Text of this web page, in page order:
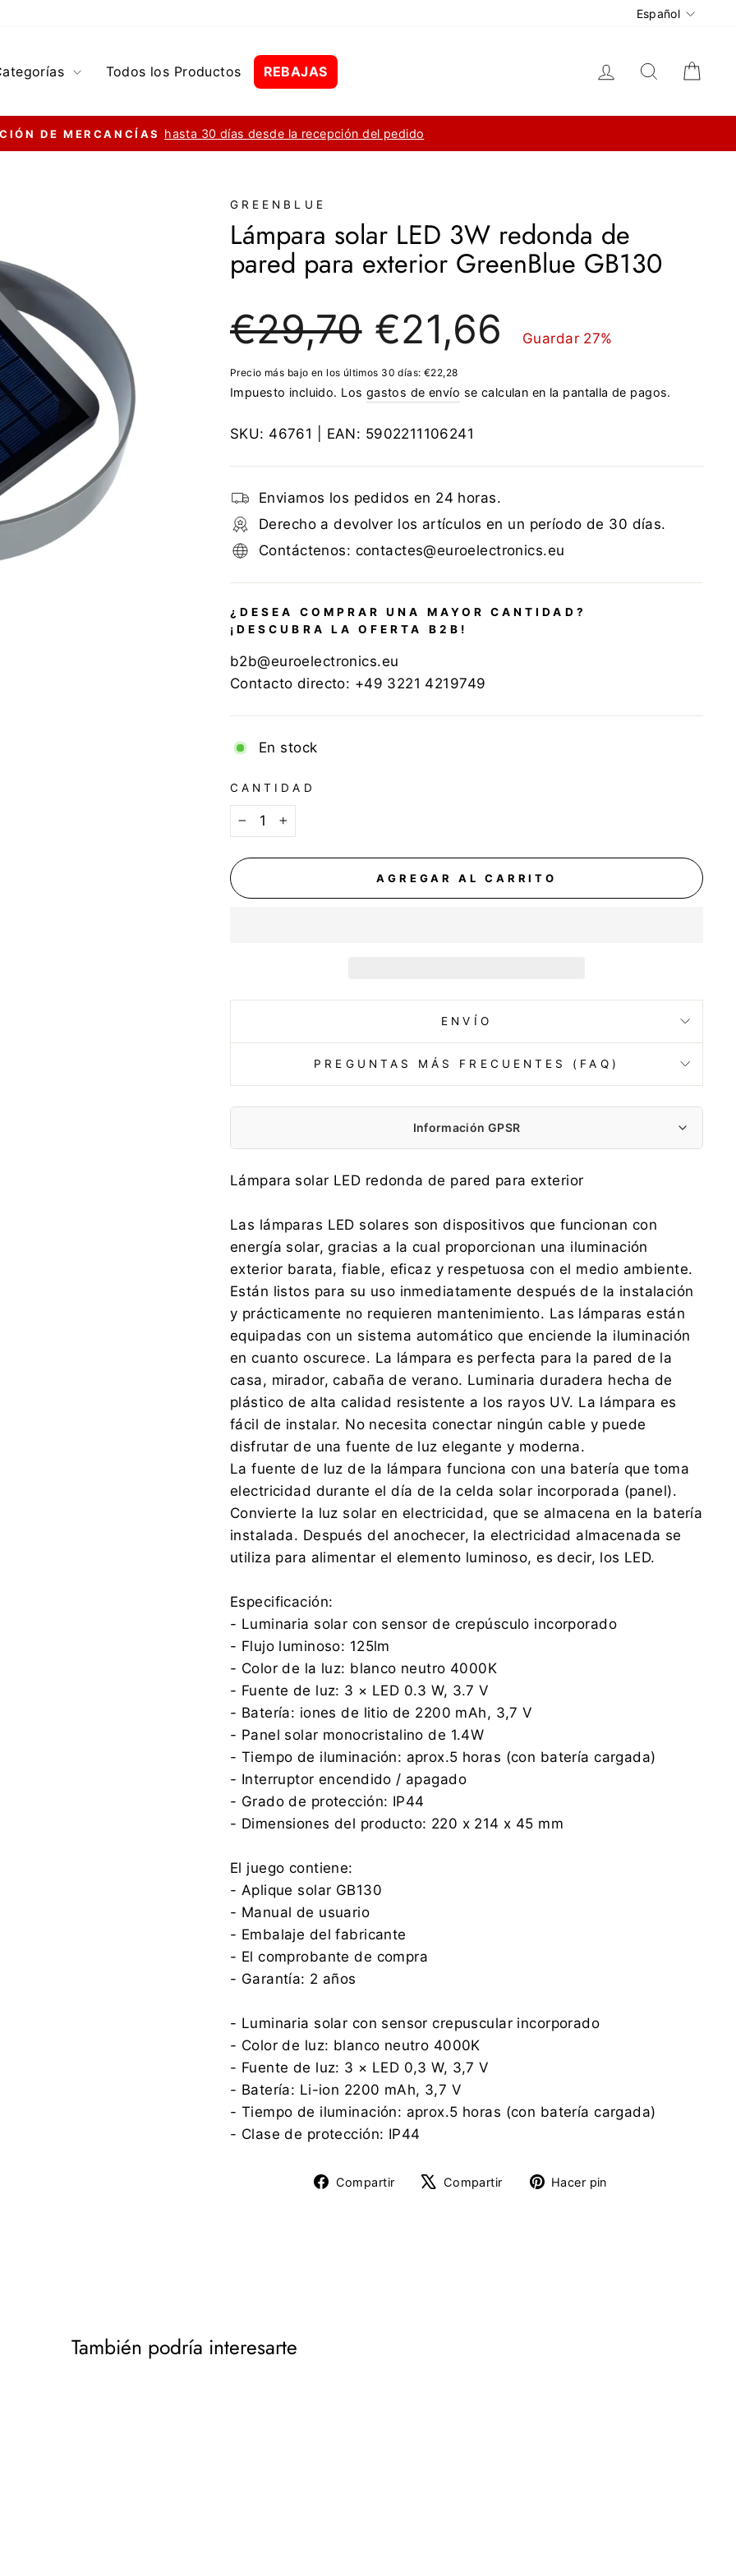
Idioma
Español
Todos los Productos REBAJAS Ingresar Buscar
diapositivas
DE MERCANCÍAS hasta 30 días desde la recepción del pedido
GREENBLUE
Lámpara solar LED 3W redonda de
pared para exterior GreenBlue GB130
regular
€29,70
de
€21,66 Guardar 27%
Precio más bajo en los últimos 30 días:€22,28
Impuesto incluido. Los gastos de envío se calculan en la pantalla de pagos.
SKU: 46761 | EAN: 5902211106241
Enviamos los pedidos en 24 horas.
Derecho a devolver los artículos en un período de 30 días.
Contáctenos: contactes@euroelectronics.eu
¿DESEA COMPRAR UNA MAYOR CANTIDAD?
¡DESCUBRA LA OFERTA B2B!
b2b@euroelectronics.eu
Contacto directo: +49 3221 4219749
En stock
CANTIDAD
AGREGAR AL CARRITO
ENVÍO
PREGUNTAS MÁS FRECUENTES (FAQ)
Información GPSR
Fabricante:
Centrumelektroniki.EU Sp. z o.o.
Korfantego 7, 42-600 Tarnowskie Góry
+48 32 284 72 22
Importador:
Koniec produkcji Arek
Korfantego 7, 42-600 Tarnowskie Góry
contact@centrumelektroniki.pl
+48 32 284 7222
Lámpara solar LED redonda de pared para exterior
Las lámparas LED solares son dispositivos que funcionan con
energía solar, gracias a la cual proporcionan una iluminación
exterior barata, fiable, eficaz y respetuosa con el medio ambiente.
Están listos para su uso inmediatamente después de la instalación
y prácticamente no requieren mantenimiento. Las lámparas están
equipadas con un sistema automático que enciende la iluminación
en cuanto oscurece. La lámpara es perfecta para la pared de la
casa, mirador, cabaña de verano. Luminaria duradera hecha de
plástico de alta calidad resistente a los rayos UV. La lámpara es
fácil de instalar. No necesita conectar ningún cable y puede
disfrutar de una fuente de luz elegante y moderna.
La fuente de luz de la lámpara funciona con una batería que toma
electricidad durante el día de la celda solar incorporada (panel).
Convierte la luz solar en electricidad, que se almacena en la batería
instalada. Después del anochecer, la electricidad almacenada se
utiliza para alimentar el elemento luminoso, es decir, los LED.
Especificación:
- Luminaria solar con sensor de crepúsculo incorporado
- Flujo luminoso: 125lm
- Color de la luz: blanco neutro 4000K
- Fuente de luz: 3 × LED 0.3 W, 3.7 V
- Batería: iones de litio de 2200 mAh, 3,7 V
- Panel solar monocristalino de 1.4W
- Tiempo de iluminación: aprox.5 horas (con batería cargada)
- Interruptor encendido / apagado
- Grado de protección: IP44
- Dimensiones del producto: 220 x 214 x 45 mm
El juego contiene:
- Aplique solar GB130
- Manual de usuario
- Embalaje del fabricante
- El comprobante de compra
- Garantía: 2 años
- Luminaria solar con sensor crepuscular incorporado
- Color de luz: blanco neutro 4000K
- Fuente de luz: 3 × LED 0,3 W, 3,7 V
- Batería: Li-ion 2200 mAh, 3,7 V
- Tiempo de iluminación: aprox.5 horas (con batería cargada)
- Clase de protección: IP44
Compartir
Compartir
Compartir
TuitearHacer pin
También podría interesarte